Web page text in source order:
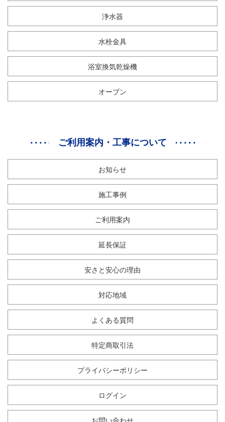
浄水器
水栓金具
浴室換気乾燥機
オーブン
ご利用案内・工事について
お知らせ
施工事例
ご利用案内
延長保証
安さと安心の理由
対応地域
よくある質問
特定商取引法
プライバシーポリシー
ログイン